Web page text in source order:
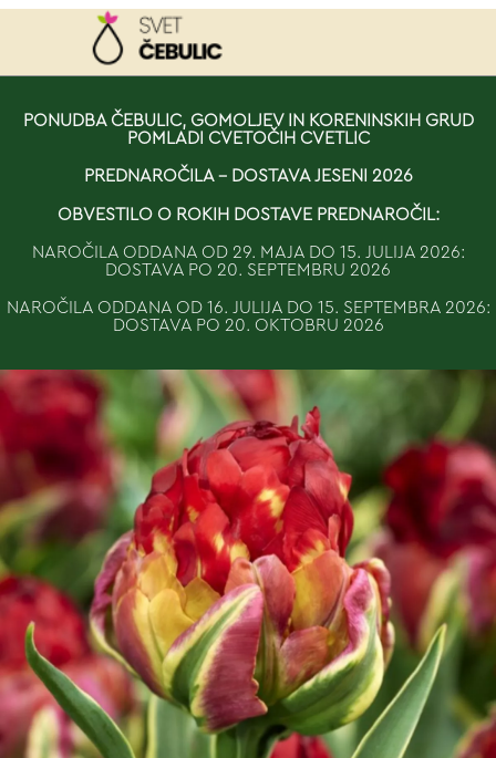
VAŠA KOŠARICA JE
PONUDBA ČEBULIC, GOMOLJEV IN KORENINSKIH GRUD
POMLADI CVETOČIH CVETLIC
PREDNAROČILA - DOSTAVA JESENI 2026
OBVESTILO O ROKIH DOSTAVE PREDNAROČIL:
NAROČILA ODDANA OD 29. MAJA DO 15. JULIJA 2026:
DOSTAVA PO 20. SEPTEMBRU 2026
NAROČILA ODDANA OD 16. JULIJA DO 15. SEPTEMBRA 2026:
DOSTAVA PO 20. OKTOBRU 2026